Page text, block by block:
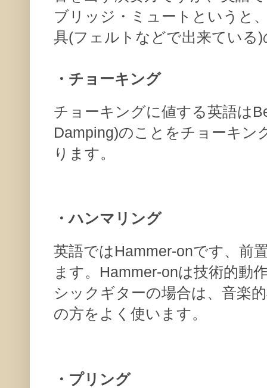
ブリッジ・ミュートというと
具(フェルトなどで出来ている
・チョーキング
チョーキングに値する英語は
Damping)のことをチョーキン
ります。
・ハンマリング
英語ではHammer-onです、前
ます。Hammer-onは技術的動
シックギターの場合は、音楽
の方をよく使います。
・プリング